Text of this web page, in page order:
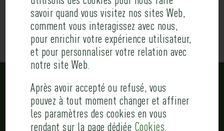
savoir quand vous visitez nos sites Web,
comment vous interagissez avec nous,
pour enrichir votre expérience utilisateur,
et pour personnaliser votre relation avec
notre site Web.
Après avoir accepté ou refusé, vous
pouvez à tout moment changer et affiner
les paramètres des cookies en vous
rendant sur la page dédiée Cookies.
corinnedury.com
NOSTROMO